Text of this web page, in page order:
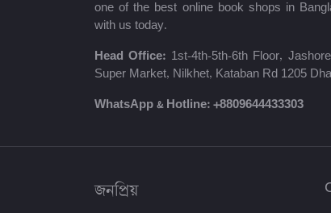
মহাদেব সাহা
প্রমথ চৌধুরী
শরৎচন্দ্র চট্টোপাধ্যায়
one of the best online book shops in
with us today.
Head Office: 1st-4th-5th-6th Floor,
Super Market, Nilkhet, Kataban Rd 1205
WhatsApp & Hotline: +8809644433303
জনপ্রিয়